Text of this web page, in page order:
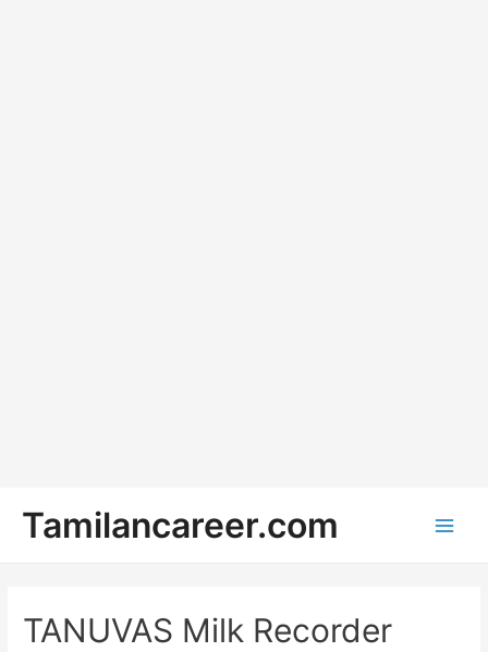
content
Tamilancareer.com
TANUVAS Milk Recorder